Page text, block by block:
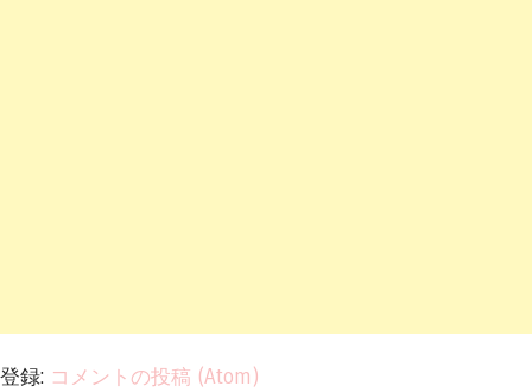
登録: コメントの投稿 (Atom)